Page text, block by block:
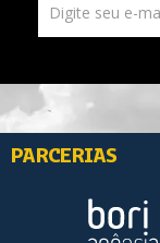
PARCERIAS